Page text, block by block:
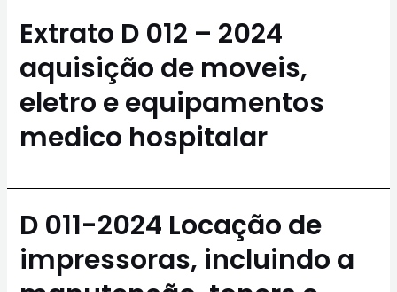
Extrato D 012 – 2024
aquisição de moveis,
eletro e equipamentos
medico hospitalar
D 011-2024 Locação de
impressoras, incluindo a